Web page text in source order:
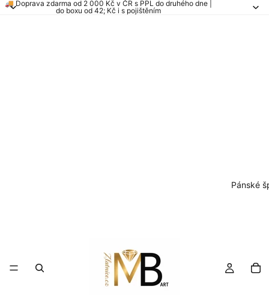
🚚 Doprava zdarma od 2 000 Kč v ČR s PPL do druhého dne |
do boxu od 42; Kč i s pojištěním
Pánské